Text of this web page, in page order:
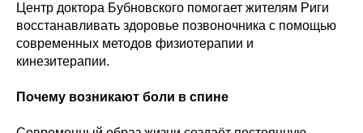
Центр доктора Бубновского помогает жителям Риги
восстанавливать здоровье позвоночника с помощью
современных методов физиотерапии и
кинезитерапии.
Почему возникают боли в спине